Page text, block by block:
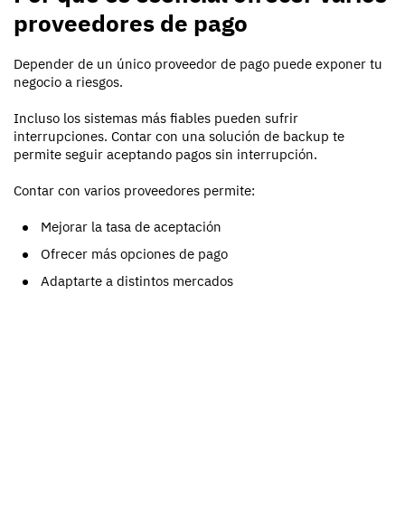
proveedores de pago
Depender de un único proveedor de pago puede exponer tu
negocio a riesgos.
Incluso los sistemas más fiables pueden sufrir
interrupciones. Contar con una solución de backup te
permite seguir aceptando pagos sin interrupción.
Contar con varios proveedores permite:
Mejorar la tasa de aceptación
Ofrecer más opciones de pago
Adaptarte a distintos mercados